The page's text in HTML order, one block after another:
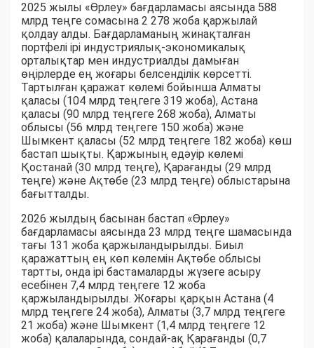
2025 жылы «Өрлеу» бағдарламасы аясында 588
млрд теңге сомасына 2 278 жоба қаржылай
қолдау алды. Бағдарламаның жинақталған
портфелі ірі индустриялық-экономикалық
орталықтар мен индустриалды дамыған
өңірлерде ең жоғары белсенділік көрсетті.
Тартылған қаражат көлемі бойынша Алматы
қаласы (104 млрд теңгеге 319 жоба), Астана
қаласы (90 млрд теңгеге 268 жоба), Алматы
облысы (56 млрд теңгеге 150 жоба) және
Шымкент қаласы (52 млрд теңгеге 182 жоба) көш
бастап шықты. Қаржының едәуір көлемі
Қостанай (30 млрд теңге), Қарағанды (29 млрд
теңге) және Ақтөбе (23 млрд теңге) облыстарына
бағытталды.
2026 жылдың басынан бастап «Өрлеу»
бағдарламасы аясында 23 млрд теңге шамасында
тағы 131 жоба қаржыландырылды. Биыл
қаражаттың ең көп көлемін Ақтөбе облысы
тартты, онда ірі бастамаларды жүзеге асыру
есебінен 7,4 млрд теңгеге 12 жоба
қаржыландырылды. Жоғары қарқын Астана (4
млрд теңгеге 24 жоба), Алматы (3,7 млрд теңгеге
21 жоба) және Шымкент (1,4 млрд теңгеге 12
жоба) қалаларында, сондай-ақ Қарағанды (0,7